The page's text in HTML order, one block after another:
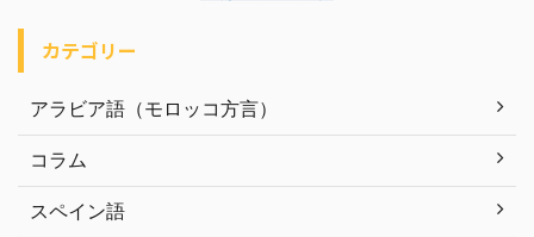
カテゴリー
アラビア語（モロッコ方言）
コラム
スペイン語